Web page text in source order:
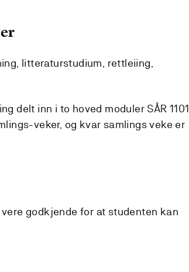
litteraturstudium, rettleiing,
delt inn i to hoved moduler SÅR 1101
veker, og kvar samlings veke er
godkjende for at studenten kan